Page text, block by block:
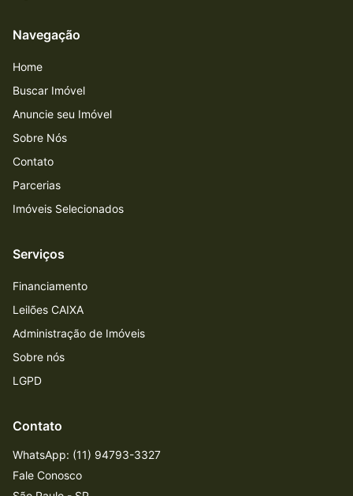
Navegação
Home
Buscar Imóvel
Anuncie seu Imóvel
Sobre Nós
Contato
Parcerias
Imóveis Selecionados
Serviços
Financiamento
Leilões CAIXA
Administração de Imóveis
Sobre nós
LGPD
Contato
WhatsApp: (11) 94793-3327
Fale Conosco